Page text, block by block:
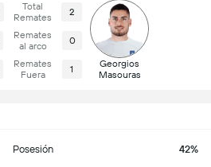
Total
Remates
2
Remates
al arco
0
Remates
Fuera
1
Georgios
Masouras
Posesión 42%